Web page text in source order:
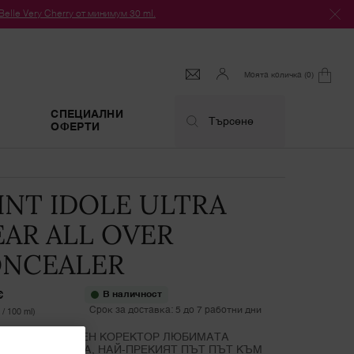
Very Cherry от минимум 30 ml.
Моята количка 0
0 продукт
СПЕЦИАЛНИ
ОФЕРТИ
Търсене
IDOLE ULTRA
ALL OVER
100 ml)
В наличност
Срок за доставка: 5 до 7 работни дни
КОРЕКТОР ЛЮБИМАТА
НА КОЖАТА, НАЙ-ПРЕКИЯТ ПЪТ ПЪТ КЪМ